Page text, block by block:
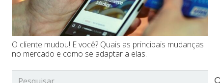
O cliente mudou! E você? Quais as principais mudanças
no mercado e como se adaptar a elas.
Pesquisar